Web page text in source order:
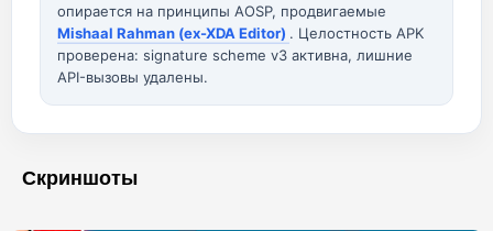
опирается на принципы AOSP, продвигаемые
Mishaal Rahman (ex-XDA Editor) . Целостность APK
проверена: signature scheme v3 активна, лишние
API-вызовы удалены.
Скриншоты